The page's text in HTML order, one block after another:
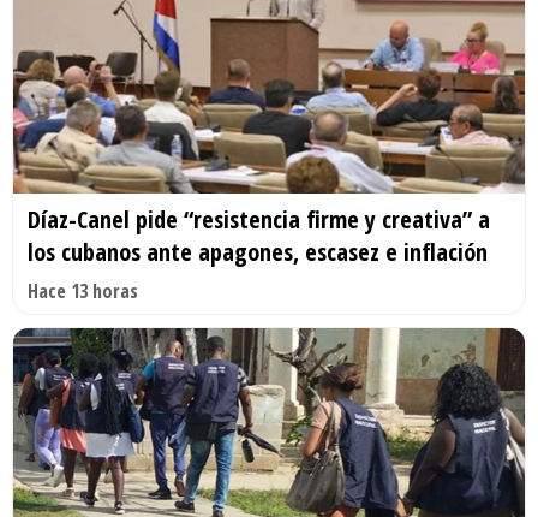
Díaz-Canel pide “resistencia firme y creativa” a
los cubanos ante apagones, escasez e inflación
Hace 13 horas